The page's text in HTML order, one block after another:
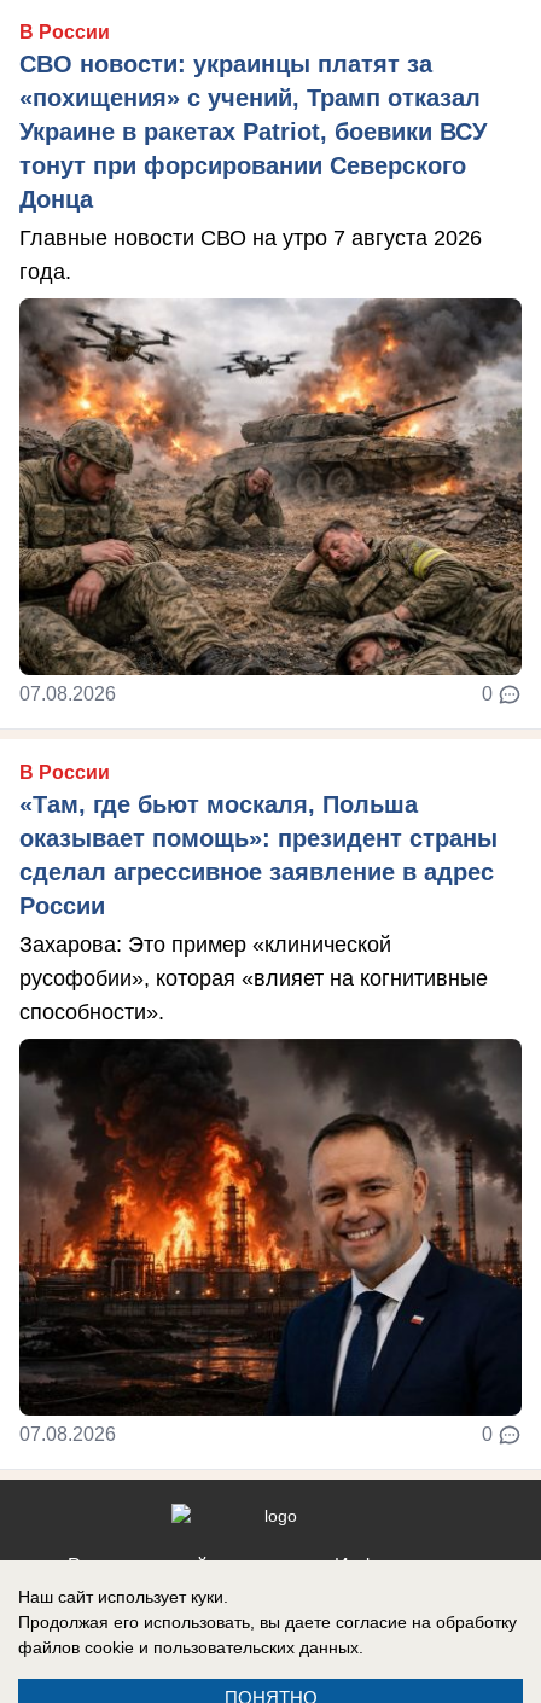
В России
СВО новости: украинцы платят за
«похищения» с учений, Трамп отказал
Украине в ракетах Patriot, боевики ВСУ
тонут при форсировании Северского
Донца
Главные новости СВО на утро 7 августа 2026
года.
07.08.2026 0
В России
«Там, где бьют москаля, Польша
оказывает помощь»: президент страны
сделал агрессивное заявление в адрес
России
Захарова: Это пример «клинической
русофобии», которая «влияет на когнитивные
способности».
07.08.2026 0
Реклама на сайте
Контакты
Информация
Наш сайт использует куки.
Продолжая его использовать, вы даете согласие на обработку
файлов cookie и пользовательских данных.
ПОНЯТНО